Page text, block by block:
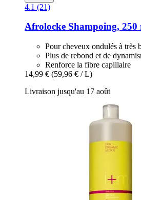
4.1 (21)
Afrolocke Shampoing, 250
Pour cheveux ondulés à très
Plus de rebond et de
Renforce la fibre capillaire
14,99 € (59,96 € / L)
Livraison jusqu'au 17 août